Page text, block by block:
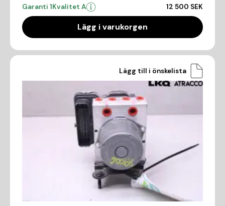
Garanti 1Kvalitet A 12 500 SEK
Lägg i varukorgen
Lägg till i önskelista